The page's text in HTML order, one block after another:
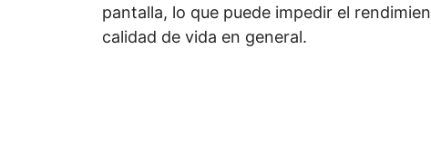
pantalla, lo que puede impedir el
calidad de vida en general.